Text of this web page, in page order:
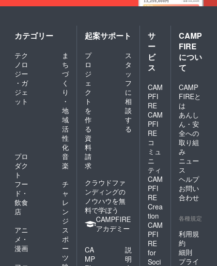
カテゴリー
テク
ノロ
ジー
・ガ
ジェ
ット
ま
ち
づ
く
り
・
地
域
活
性
化
プロ
ダク
ト
音
楽
フー
ド・
飲食
店
チ
ャ
レ
ン
ジ
アニ
メ・
漫画
ス
ポ
ー
ツ
起案サポート
プ
ロ
ジ
ェ
ク
ト
を
作
る
ス
タ
ッ
フ
に
相
談
す
る
資
料
請
求
クラウドファ
ンディングの
ノウハウを無
料で学ぼう
CAMPFIRE
アカデミー
CA
MP
説
明
サ
ー
ビ
ス
CAM
PFI
RE
CAM
PFI
RE
コ
ミュ
ニ
ティ
CAM
PFI
RE
Crea
tion
CAM
PFI
RE
for
Soci
CAMP
FIRE
につい
て
CAMP
FIREと
は
あんし
ん・安
全への
取り組
み
ニュー
ス
ヘルプ
お問い
合わせ
各種規定
利用規
約
細則
プライ